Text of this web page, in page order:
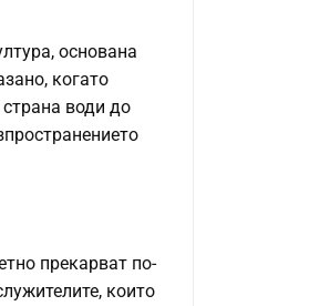
основана
когато
води до
прекарват по-
които